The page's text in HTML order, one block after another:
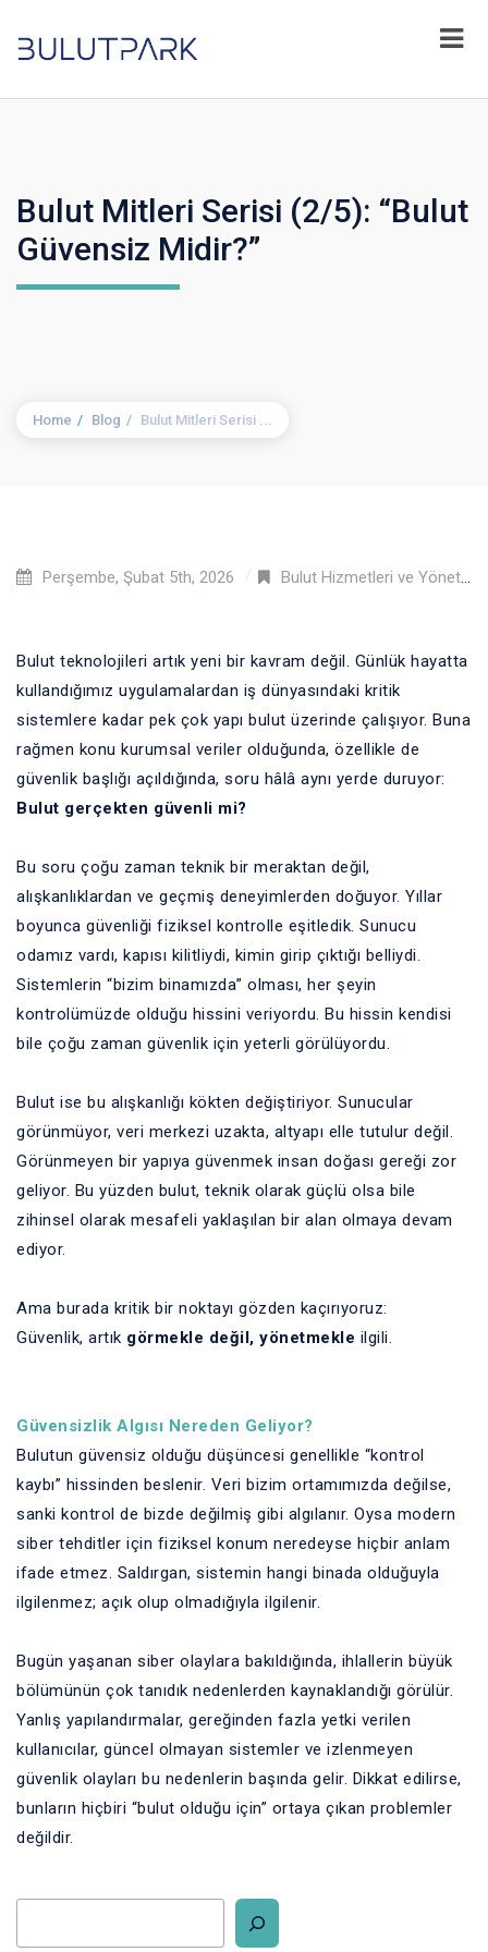
Bulut Mitleri Serisi (2/5): “Bulut
Güvensiz Midir?”
Home Blog Bulut Mitleri Serisi ...
Perşembe, Şubat 5th, 2026 Bulut Hizmetleri ve Yönetimi
Bulut teknolojileri artık yeni bir kavram değil. Günlük hayatta
kullandığımız uygulamalardan iş dünyasındaki kritik
sistemlere kadar pek çok yapı bulut üzerinde çalışıyor. Buna
rağmen konu kurumsal veriler olduğunda, özellikle de
güvenlik başlığı açıldığında, soru hâlâ aynı yerde duruyor:
Bulut gerçekten güvenli mi?
Bu soru çoğu zaman teknik bir meraktan değil,
alışkanlıklardan ve geçmiş deneyimlerden doğuyor. Yıllar
boyunca güvenliği fiziksel kontrolle eşitledik. Sunucu
odamız vardı, kapısı kilitliydi, kimin girip çıktığı belliydi.
Sistemlerin “bizim binamızda” olması, her şeyin
kontrolümüzde olduğu hissini veriyordu. Bu hissin kendisi
bile çoğu zaman güvenlik için yeterli görülüyordu.
Bulut ise bu alışkanlığı kökten değiştiriyor. Sunucular
görünmüyor, veri merkezi uzakta, altyapı elle tutulur değil.
Görünmeyen bir yapıya güvenmek insan doğası gereği zor
geliyor. Bu yüzden bulut, teknik olarak güçlü olsa bile
zihinsel olarak mesafeli yaklaşılan bir alan olmaya devam
ediyor.
Ama burada kritik bir noktayı gözden kaçırıyoruz:
Güvenlik, artık görmekle değil, yönetmekle ilgili.
Güvensizlik Algısı Nereden Geliyor?
Bulutun güvensiz olduğu düşüncesi genellikle “kontrol
kaybı” hissinden beslenir. Veri bizim ortamımızda değilse,
sanki kontrol de bizde değilmiş gibi algılanır. Oysa modern
siber tehditler için fiziksel konum neredeyse hiçbir anlam
ifade etmez. Saldırgan, sistemin hangi binada olduğuyla
ilgilenmez; açık olup olmadığıyla ilgilenir.
Bugün yaşanan siber olaylara bakıldığında, ihlallerin büyük
bölümünün çok tanıdık nedenlerden kaynaklandığı görülür.
Yanlış yapılandırmalar, gereğinden fazla yetki verilen
kullanıcılar, güncel olmayan sistemler ve izlenmeyen
güvenlik olayları bu nedenlerin başında gelir. Dikkat edilirse,
bunların hiçbiri “bulut olduğu için” ortaya çıkan problemler
değildir.
Aslında aynı riskler yıllarca kurum içi ortamlarda da vardı.
Sadece daha az görünürdü. Bir şey çalışıyorsa ve problem